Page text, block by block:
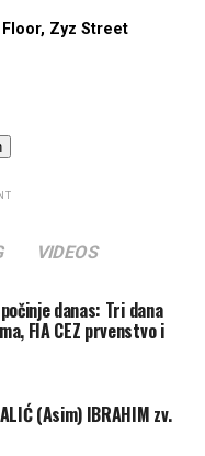
Zyz Street
VIDEOS
danas: Tri dana
FIA CEZ prvenstvo i
(Asim) IBRAHIM zv.